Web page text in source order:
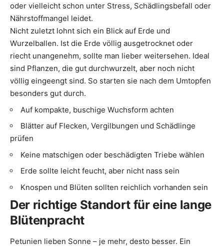
oder vielleicht schon unter Stress, Schädlingsbefall oder
Nährstoffmangel leidet.
Nicht zuletzt lohnt sich ein Blick auf Erde und
Wurzelballen. Ist die Erde völlig ausgetrocknet oder
riecht unangenehm, sollte man lieber weitersehen. Ideal
sind Pflanzen, die gut durchwurzelt, aber noch nicht
völlig eingeengt sind. So starten sie nach dem Umtopfen
besonders gut durch.
Auf kompakte, buschige Wuchsform achten
Blätter auf Flecken, Vergilbungen und Schädlinge
prüfen
Keine matschigen oder beschädigten Triebe wählen
Erde sollte leicht feucht, aber nicht nass sein
Knospen und Blüten sollten reichlich vorhanden sein
Der richtige Standort für eine lange
Blütenpracht
Petunien lieben Sonne – je mehr, desto besser. Ein